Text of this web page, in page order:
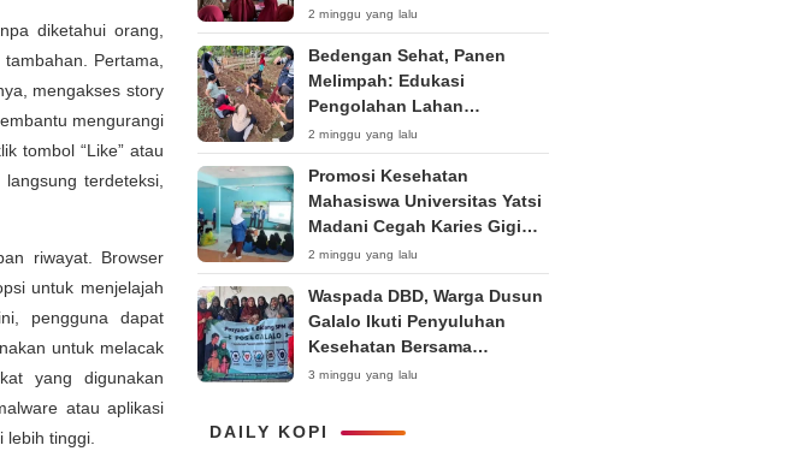
diketahui orang,
Pertama,
mengakses story
mengurangi
tombol “Like” atau
terdeteksi,
riwayat. Browser
untuk menjelajah
pengguna dapat
untuk melacak
yang digunakan
atau aplikasi
tinggi.
Kesadaran Siswa SD Negeri 4
Maccorawalie
2 minggu yang lalu
Bedengan Sehat, Panen
Melimpah: Edukasi
Pengolahan Lahan
Bedengan Organik bagi KWT
dan Ibu PKK RT 04 RW 01
Kelurahan Pakintelan
2 minggu yang lalu
Promosi Kesehatan
Mahasiswa Universitas Yatsi
Madani Cegah Karies Gigi
Anak
2 minggu yang lalu
Waspada DBD, Warga Dusun
Galalo Ikuti Penyuluhan
Kesehatan Bersama
Mahasiswa Pemberdayaan
Surabaya 2026
3 minggu yang lalu
DAILY KOPI